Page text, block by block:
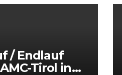
/ Endlauf
Tirol in